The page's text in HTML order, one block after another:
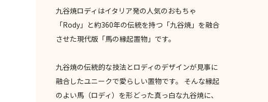
九谷焼ロディはイタリア発の人気のおもちゃ
「Rody」と約360年の伝統を持つ「九谷焼」を融合
させた現代版「馬の縁起置物」です。
九谷焼の伝統的な技法とロディのデザインが見事に
融合したユニークで愛らしい置物です。 そんな縁起
のよい馬（ロディ）を形どった真っ白な九谷焼に、